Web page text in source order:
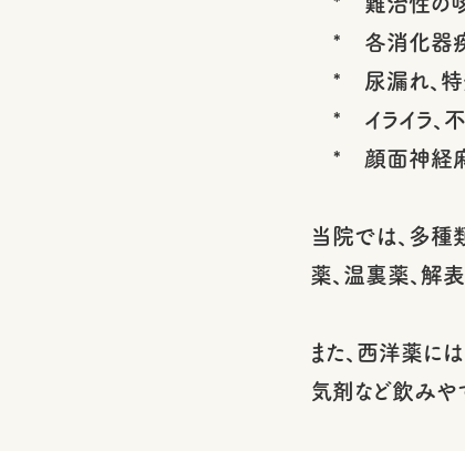
* 各消化器
* 尿漏れ、特
* イライラ、
* 顔面神経
当院では、多種
薬、温裏薬、解
また、西洋薬に
気剤など飲みや